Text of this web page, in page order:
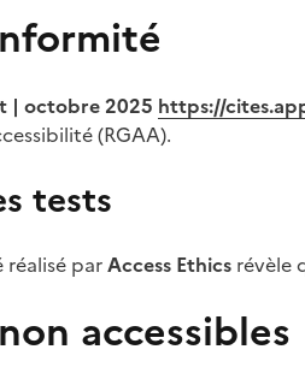
| octobre 2025 https://
(RGAA).
tests
réalisé parAccess Ethics révèle
accessibles